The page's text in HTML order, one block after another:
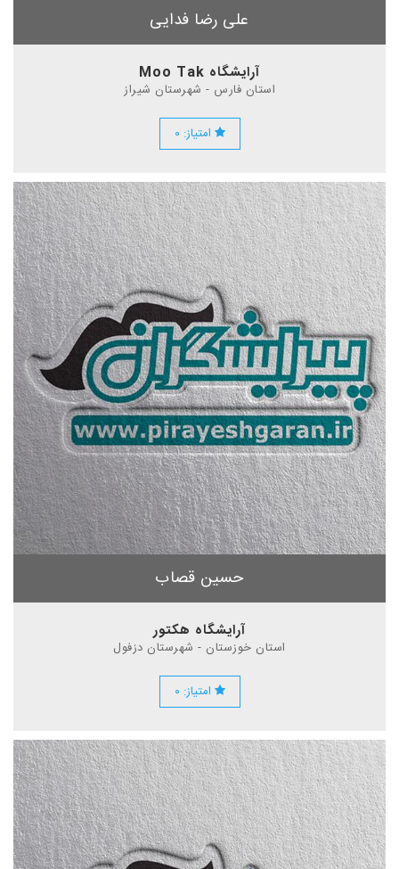
علی رضا فدایی
آرایشگاه Moo Tak
استان فارس - شهرستان شیراز
امتیاز: ۰
حسین قصاب
آرایشگاه هکتور
استان خوزستان - شهرستان دزفول
امتیاز: ۰